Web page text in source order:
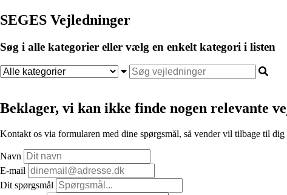
SEGES Vejledninger
Søg i alle kategorier eller vælg en enkelt kategori i listen
Beklager, vi kan ikke finde nogen relevante
Kontakt os via formularen med dine spørgsmål, så vender vil tilbage til dig
Navn
E-mail
Dit spørgsmål